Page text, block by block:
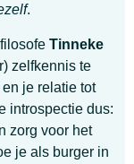
.
Tinneke
zelfkennis te
je relatie tot
introspectie dus:
zorg voor het
je als burger in